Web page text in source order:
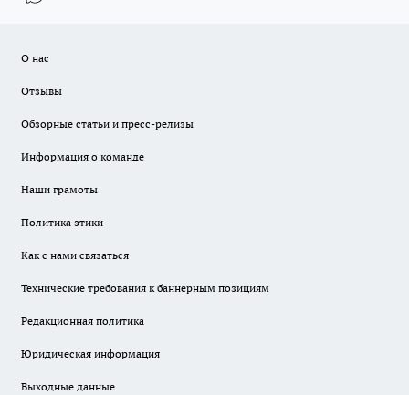
О нас
Отзывы
Обзорные статьи и пресс-релизы
Информация о команде
Наши грамоты
Политика этики
Как с нами связаться
Технические требования к баннерным позициям
Редакционная политика
Юридическая информация
Выходные данные